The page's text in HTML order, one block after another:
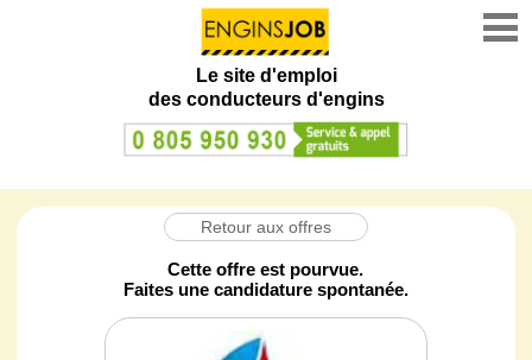
Le site d'emploi
des conducteurs d'engins
Retour aux offres
Cette offre est pourvue.
Faites une candidature spontanée.